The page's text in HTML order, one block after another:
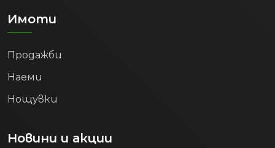
Имоти
Продажби
Наеми
Нощувки
Новини и акции